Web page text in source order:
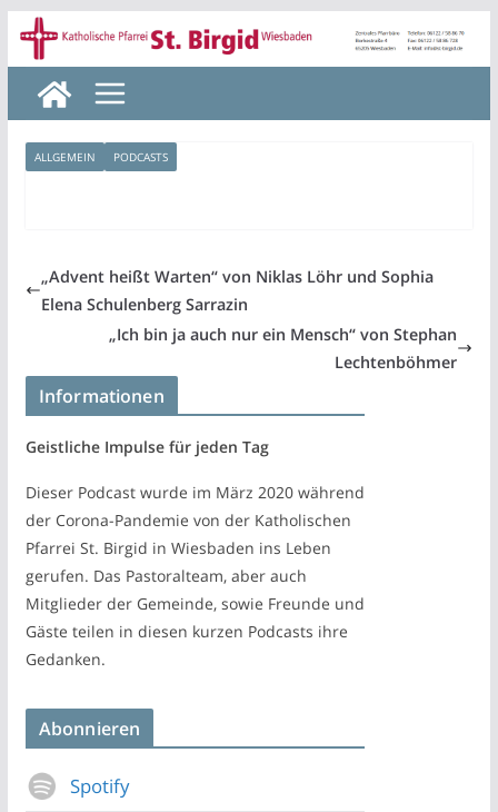
Zum
Inhalt
springen
ALLGEMEIN PODCASTS
„Advent heißt Warten“ von Niklas Löhr und Sophia
Elena Schulenberg Sarrazin
„Ich bin ja auch nur ein Mensch“ von Stephan
Lechtenböhmer
Informationen
Geistliche Impulse für jeden Tag
Dieser Podcast wurde im März 2020 während
der Corona-Pandemie von der Katholischen
Pfarrei St. Birgid in Wiesbaden ins Leben
gerufen. Das Pastoralteam, aber auch
Mitglieder der Gemeinde, sowie Freunde und
Gäste teilen in diesen kurzen Podcasts ihre
Gedanken.
Abonnieren
Spotify